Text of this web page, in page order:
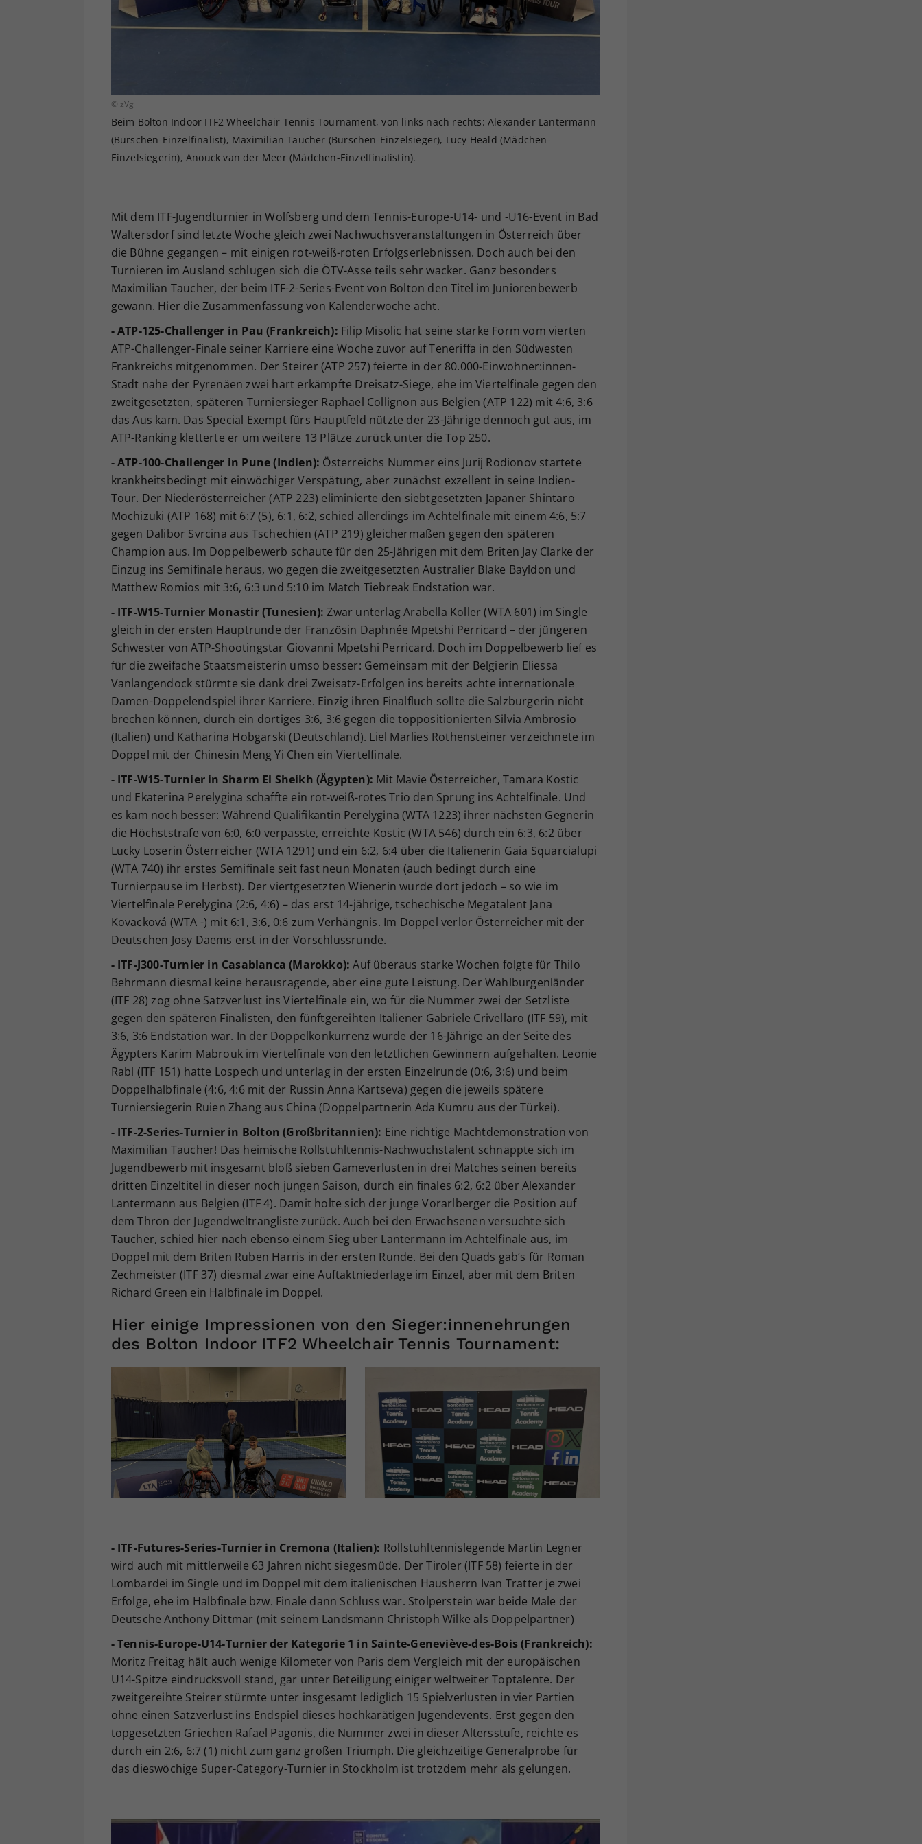
© zVg
Beim Bolton Indoor ITF2 Wheelchair Tennis Tournament, von links nach rechts: Alexander Lantermann
(Burschen-Einzelfinalist), Maximilian Taucher (Burschen-Einzelsieger), Lucy Heald (Mädchen-
Einzelsiegerin), Anouck van der Meer (Mädchen-Einzelfinalistin).
Mit dem ITF-Jugendturnier in Wolfsberg und dem Tennis-Europe-U14- und -U16-Event in Bad
Waltersdorf sind letzte Woche gleich zwei Nachwuchsveranstaltungen in Österreich über
die Bühne gegangen – mit einigen rot-weiß-roten Erfolgserlebnissen. Doch auch bei den
Turnieren im Ausland schlugen sich die ÖTV-Asse teils sehr wacker. Ganz besonders
Maximilian Taucher, der beim ITF-2-Series-Event von Bolton den Titel im Juniorenbewerb
gewann. Hier die Zusammenfassung von Kalenderwoche acht.
- ATP-125-Challenger in Pau (Frankreich): Filip Misolic hat seine starke Form vom vierten
ATP-Challenger-Finale seiner Karriere eine Woche zuvor auf Teneriffa in den Südwesten
Frankreichs mitgenommen. Der Steirer (ATP 257) feierte in der 80.000-Einwohner:innen-
Stadt nahe der Pyrenäen zwei hart erkämpfte Dreisatz-Siege, ehe im Viertelfinale gegen den
zweitgesetzten, späteren Turniersieger Raphael Collignon aus Belgien (ATP 122) mit 4:6, 3:6
das Aus kam. Das Special Exempt fürs Hauptfeld nützte der 23-Jährige dennoch gut aus, im
ATP-Ranking kletterte er um weitere 13 Plätze zurück unter die Top 250.
- ATP-100-Challenger in Pune (Indien): Österreichs Nummer eins Jurij Rodionov startete
krankheitsbedingt mit einwöchiger Verspätung, aber zunächst exzellent in seine Indien-
Tour. Der Niederösterreicher (ATP 223) eliminierte den siebtgesetzten Japaner Shintaro
Mochizuki (ATP 168) mit 6:7 (5), 6:1, 6:2, schied allerdings im Achtelfinale mit einem 4:6, 5:7
gegen Dalibor Svrcina aus Tschechien (ATP 219) gleichermaßen gegen den späteren
Champion aus. Im Doppelbewerb schaute für den 25-Jährigen mit dem Briten Jay Clarke der
Einzug ins Semifinale heraus, wo gegen die zweitgesetzten Australier Blake Bayldon und
Matthew Romios mit 3:6, 6:3 und 5:10 im Match Tiebreak Endstation war.
- ITF-W15-Turnier Monastir (Tunesien): Zwar unterlag Arabella Koller (WTA 601) im Single
gleich in der ersten Hauptrunde der Französin Daphnée Mpetshi Perricard – der jüngeren
Schwester von ATP-Shootingstar Giovanni Mpetshi Perricard. Doch im Doppelbewerb lief es
für die zweifache Staatsmeisterin umso besser: Gemeinsam mit der Belgierin Eliessa
Vanlangendock stürmte sie dank drei Zweisatz-Erfolgen ins bereits achte internationale
Damen-Doppelendspiel ihrer Karriere. Einzig ihren Finalfluch sollte die Salzburgerin nicht
brechen können, durch ein dortiges 3:6, 3:6 gegen die toppositionierten Silvia Ambrosio
(Italien) und Katharina Hobgarski (Deutschland). Liel Marlies Rothensteiner verzeichnete im
Doppel mit der Chinesin Meng Yi Chen ein Viertelfinale.
- ITF-W15-Turnier in Sharm El Sheikh (Ägypten): Mit Mavie Österreicher, Tamara Kostic
und Ekaterina Perelygina schaffte ein rot-weiß-rotes Trio den Sprung ins Achtelfinale. Und
es kam noch besser: Während Qualifikantin Perelygina (WTA 1223) ihrer nächsten Gegnerin
die Höchststrafe von 6:0, 6:0 verpasste, erreichte Kostic (WTA 546) durch ein 6:3, 6:2 über
Lucky Loserin Österreicher (WTA 1291) und ein 6:2, 6:4 über die Italienerin Gaia Squarcialupi
(WTA 740) ihr erstes Semifinale seit fast neun Monaten (auch bedingt durch eine
Turnierpause im Herbst). Der viertgesetzten Wienerin wurde dort jedoch – so wie im
Viertelfinale Perelygina (2:6, 4:6) – das erst 14-jährige, tschechische Megatalent Jana
Kovacková (WTA -) mit 6:1, 3:6, 0:6 zum Verhängnis. Im Doppel verlor Österreicher mit der
Deutschen Josy Daems erst in der Vorschlussrunde.
- ITF-J300-Turnier in Casablanca (Marokko): Auf überaus starke Wochen folgte für Thilo
Behrmann diesmal keine herausragende, aber eine gute Leistung. Der Wahlburgenländer
(ITF 28) zog ohne Satzverlust ins Viertelfinale ein, wo für die Nummer zwei der Setzliste
gegen den späteren Finalisten, den fünftgereihten Italiener Gabriele Crivellaro (ITF 59), mit
3:6, 3:6 Endstation war. In der Doppelkonkurrenz wurde der 16-Jährige an der Seite des
Ägypters Karim Mabrouk im Viertelfinale von den letztlichen Gewinnern aufgehalten. Leonie
Rabl (ITF 151) hatte Lospech und unterlag in der ersten Einzelrunde (0:6, 3:6) und beim
Doppelhalbfinale (4:6, 4:6 mit der Russin Anna Kartseva) gegen die jeweils spätere
Turniersiegerin Ruien Zhang aus China (Doppelpartnerin Ada Kumru aus der Türkei).
- ITF-2-Series-Turnier in Bolton (Großbritannien): Eine richtige Machtdemonstration von
Maximilian Taucher! Das heimische Rollstuhltennis-Nachwuchstalent schnappte sich im
Jugendbewerb mit insgesamt bloß sieben Gameverlusten in drei Matches seinen bereits
dritten Einzeltitel in dieser noch jungen Saison, durch ein finales 6:2, 6:2 über Alexander
Lantermann aus Belgien (ITF 4). Damit holte sich der junge Vorarlberger die Position auf
dem Thron der Jugendweltrangliste zurück. Auch bei den Erwachsenen versuchte sich
Taucher, schied hier nach ebenso einem Sieg über Lantermann im Achtelfinale aus, im
Doppel mit dem Briten Ruben Harris in der ersten Runde. Bei den Quads gab‘s für Roman
Zechmeister (ITF 37) diesmal zwar eine Auftaktniederlage im Einzel, aber mit dem Briten
Richard Green ein Halbfinale im Doppel.
Hier einige Impressionen von den Sieger:innenehrungen
des Bolton Indoor ITF2 Wheelchair Tennis Tournament:
- ITF-Futures-Series-Turnier in Cremona (Italien): Rollstuhltennislegende Martin Legner
wird auch mit mittlerweile 63 Jahren nicht siegesmüde. Der Tiroler (ITF 58) feierte in der
Lombardei im Single und im Doppel mit dem italienischen Hausherrn Ivan Tratter je zwei
Erfolge, ehe im Halbfinale bzw. Finale dann Schluss war. Stolperstein war beide Male der
Deutsche Anthony Dittmar (mit seinem Landsmann Christoph Wilke als Doppelpartner)
- Tennis-Europe-U14-Turnier der Kategorie 1 in Sainte-Geneviève-des-Bois (Frankreich):
Moritz Freitag hält auch wenige Kilometer von Paris dem Vergleich mit der europäischen
U14-Spitze eindrucksvoll stand, gar unter Beteiligung einiger weltweiter Toptalente. Der
zweitgereihte Steirer stürmte unter insgesamt lediglich 15 Spielverlusten in vier Partien
ohne einen Satzverlust ins Endspiel dieses hochkarätigen Jugendevents. Erst gegen den
topgesetzten Griechen Rafael Pagonis, die Nummer zwei in dieser Altersstufe, reichte es
durch ein 2:6, 6:7 (1) nicht zum ganz großen Triumph. Die gleichzeitige Generalprobe für
das dieswöchige Super-Category-Turnier in Stockholm ist trotzdem mehr als gelungen.
Ihrer vorgenommen Einstellungen, falls der
Webseiten-Betreiber dies eingestellt hat.